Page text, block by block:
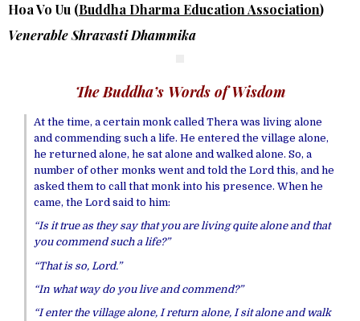
Hoa Vo Uu (Buddha Dharma Education Association)
Venerable Shravasti Dhammika
The Buddha’s Words of Wisdom
At the time, a certain monk called Thera was living alone
and commending such a life. He entered the village alone,
he returned alone, he sat alone and walked alone. So, a
number of other monks went and told the Lord this, and he
asked them to call that monk into his presence. When he
came, the Lord said to him:
“Is it true as they say that you are living quite alone and that
you commend such a life?”
“That is so, Lord.”
“In what way do you live and commend?”
“I enter the village alone, I return alone, I sit alone and walk